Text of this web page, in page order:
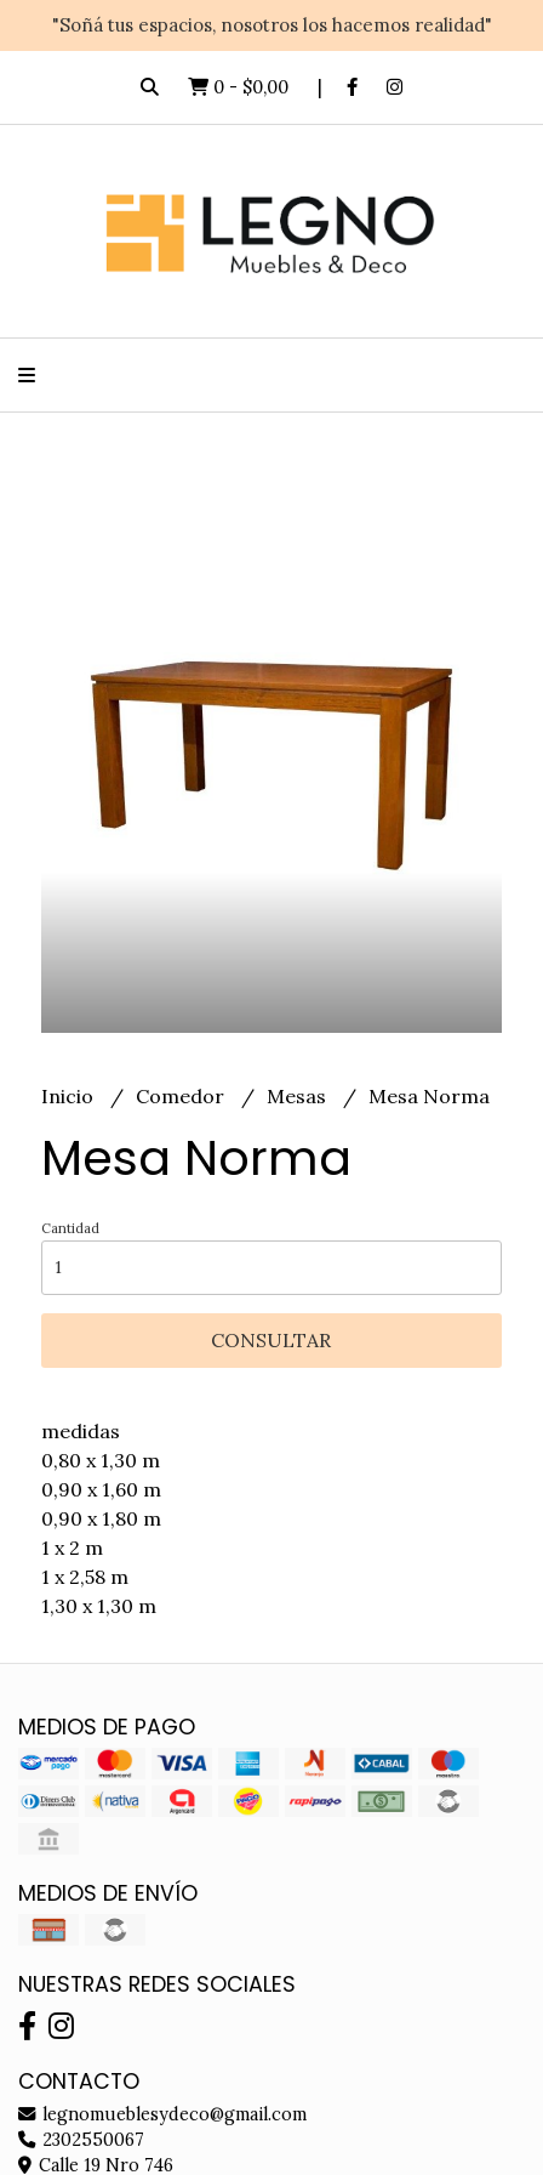
"Soñá tus espacios, nosotros los hacemos realidad"
0 - $0,00
Inicio Comedor Mesas Mesa Norma
Mesa Norma
Cantidad
CONSULTAR
medidas
0,80 x 1,30 m
0,90 x 1,60 m
0,90 x 1,80 m
1 x 2 m
1 x 2,58 m
1,30 x 1,30 m
MEDIOS DE PAGO
MEDIOS DE ENVÍO
NUESTRAS REDES SOCIALES
CONTACTO
legnomueblesydeco@gmail.com
2302550067
Calle 19 Nro 746